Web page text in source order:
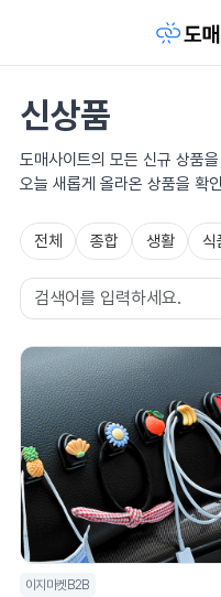
신상품
도매사이트의 모든 신규 상품
오늘 새롭게 올라온 상품을 확
전체 종합 생활 식
이지마켓B2B